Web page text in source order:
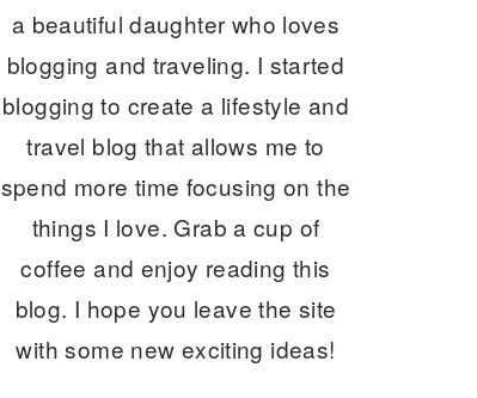
a beautiful daughter who loves
blogging and traveling. I started
blogging to create a lifestyle and
travel blog that allows me to
spend more time focusing on the
things I love. Grab a cup of
coffee and enjoy reading this
blog. I hope you leave the site
with some new exciting ideas!